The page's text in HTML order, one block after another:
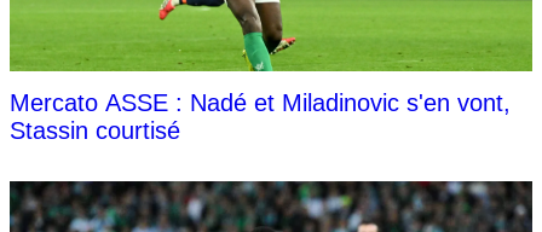
Mercato ASSE : Nadé et Miladinovic s'en vont,
Stassin courtisé